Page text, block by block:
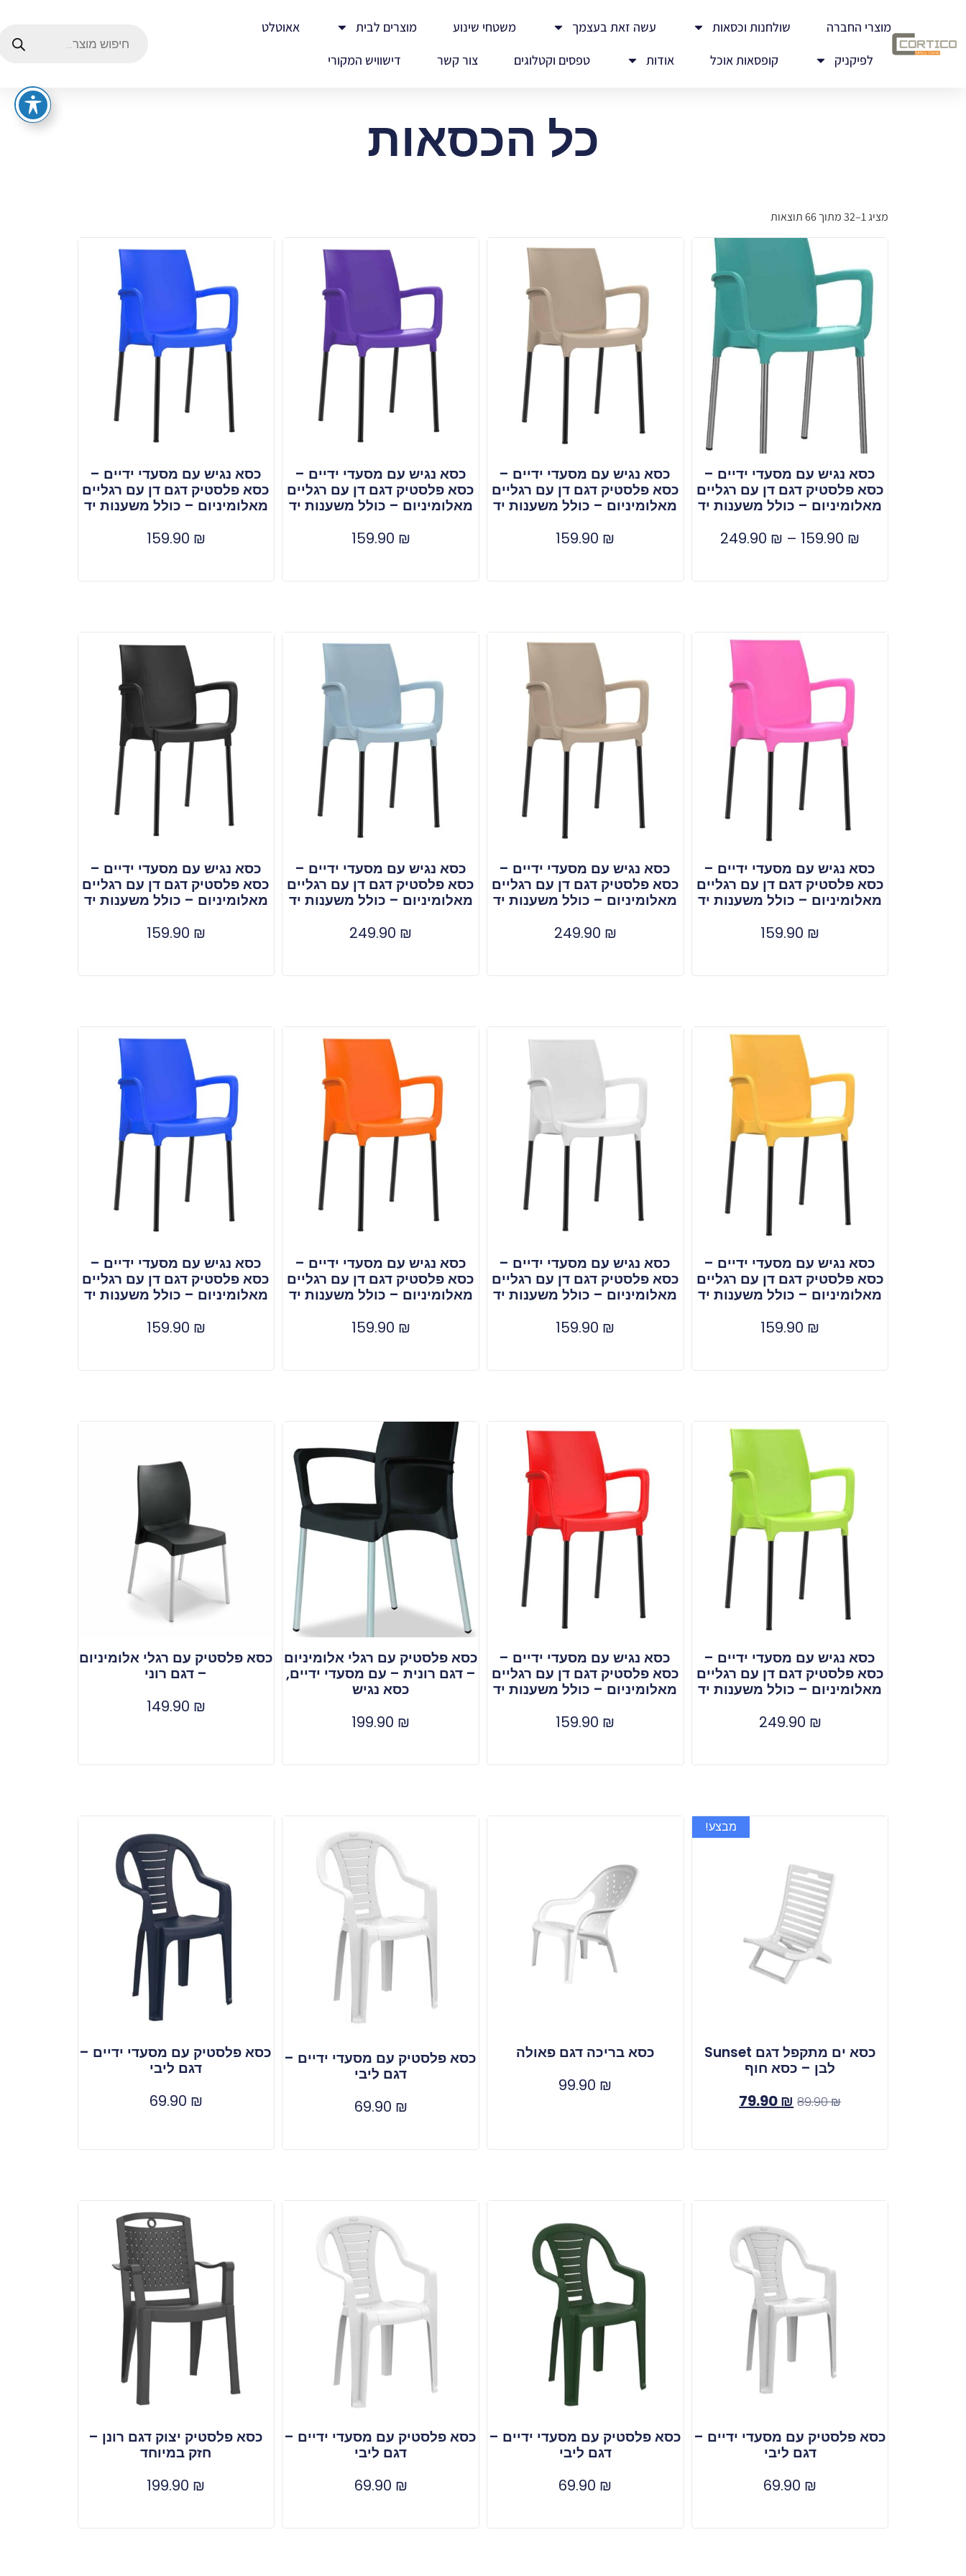
מוצרי החברה שולחנות וכסאות עשה זאת בעצמך משטחי שינוע מוצרים לבית
אאוטלט
לפיקניק
קופסאות אוכל אודות טפסים וקטלוגים צור קשר דישוויש המקורי
כל הכסאות
מציג 1–32 מתוך 66 תוצאות
כסא נגיש עם מסעדי ידיים –
כסא פלסטיק דגם דן עם רגליים
מאלומיניום – כולל משענות יד
159.90 ₪
–
249.90 ₪
כסא נגיש עם מסעדי ידיים –
כסא פלסטיק דגם דן עם רגליים
מאלומיניום – כולל משענות יד
159.90 ₪
כסא נגיש עם מסעדי ידיים –
כסא פלסטיק דגם דן עם רגליים
מאלומיניום – כולל משענות יד
159.90 ₪
כסא נגיש עם מסעדי ידיים –
כסא פלסטיק דגם דן עם רגליים
מאלומיניום – כולל משענות יד
159.90 ₪
כסא נגיש עם מסעדי ידיים –
כסא פלסטיק דגם דן עם רגליים
מאלומיניום – כולל משענות יד
159.90 ₪
כסא נגיש עם מסעדי ידיים –
כסא פלסטיק דגם דן עם רגליים
מאלומיניום – כולל משענות יד
249.90 ₪
כסא נגיש עם מסעדי ידיים –
כסא פלסטיק דגם דן עם רגליים
מאלומיניום – כולל משענות יד
249.90 ₪
כסא נגיש עם מסעדי ידיים –
כסא פלסטיק דגם דן עם רגליים
מאלומיניום – כולל משענות יד
159.90 ₪
כסא נגיש עם מסעדי ידיים –
כסא פלסטיק דגם דן עם רגליים
מאלומיניום – כולל משענות יד
159.90 ₪
כסא נגיש עם מסעדי ידיים –
כסא פלסטיק דגם דן עם רגליים
מאלומיניום – כולל משענות יד
159.90 ₪
כסא נגיש עם מסעדי ידיים –
כסא פלסטיק דגם דן עם רגליים
מאלומיניום – כולל משענות יד
159.90 ₪
כסא נגיש עם מסעדי ידיים –
כסא פלסטיק דגם דן עם רגליים
מאלומיניום – כולל משענות יד
159.90 ₪
כסא נגיש עם מסעדי ידיים –
כסא פלסטיק דגם דן עם רגליים
מאלומיניום – כולל משענות יד
249.90 ₪
כסא נגיש עם מסעדי ידיים –
כסא פלסטיק דגם דן עם רגליים
מאלומיניום – כולל משענות יד
159.90 ₪
כסא פלסטיק עם רגלי אלומיניום
– דגם רונית – עם מסעדי ידיים,
כסא נגיש
199.90 ₪
כסא פלסטיק עם רגלי אלומיניום
– דגם רוני
149.90 ₪
מבצע!
כסא ים מתקפל דגם Sunset
לבן – כסא חוף
89.90₪
79.90₪
כסא בריכה דגם פאולה
99.90 ₪
כסא פלסטיק עם מסעדי ידיים –
דגם ליבי
69.90 ₪
כסא פלסטיק עם מסעדי ידיים –
דגם ליבי
69.90 ₪
כסא פלסטיק עם מסעדי ידיים –
דגם ליבי
69.90 ₪
כסא פלסטיק עם מסעדי ידיים –
דגם ליבי
69.90 ₪
כסא פלסטיק עם מסעדי ידיים –
דגם ליבי
69.90 ₪
כסא פלסטיק יצוק דגם רונן –
חזק במיוחד
199.90 ₪